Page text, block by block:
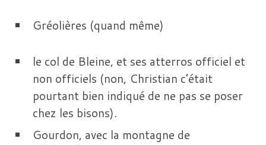
Gréolières (quand même)
le col de Bleine, et ses atterros officiel et
non officiels (non, Christian c’était
pourtant bien indiqué de ne pas se poser
chez les bisons).
Gourdon, avec la montagne de